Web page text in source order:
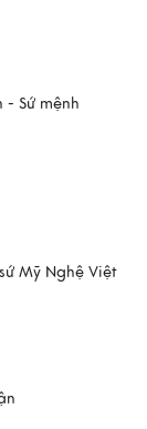
Sứ mệnh
Mỹ Nghệ Việt